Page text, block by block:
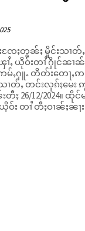
ၸႄႈတွၼ်ႈ မိူင်းသၢ
ၢႆႇ ယိုဝ်းတၢႆ ႁိုင်ၼၢ
တ်းတေႃႇဢမ်ႇလႆႈ။ ၽူႈမၢႆ
တ်ႇ တင်းလုၵ်ႈမေး
တီႈ 26/12/2024။ ထိုင်
း တၢႆ တီႈဝၢၼ်ႈၼႃးၵွ